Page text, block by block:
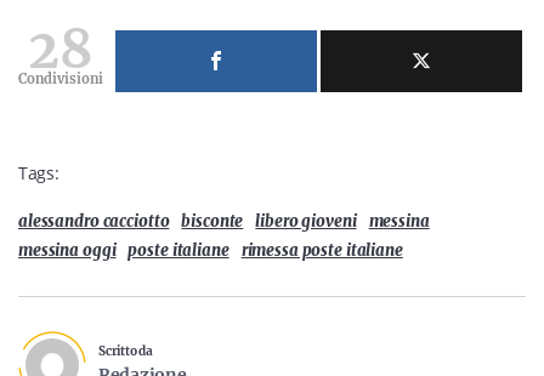
28
Condivisioni
Tags:
alessandro cacciotto bisconte libero gioveni
messina
messina oggi poste italiane rimessa poste italiane
Scritto da